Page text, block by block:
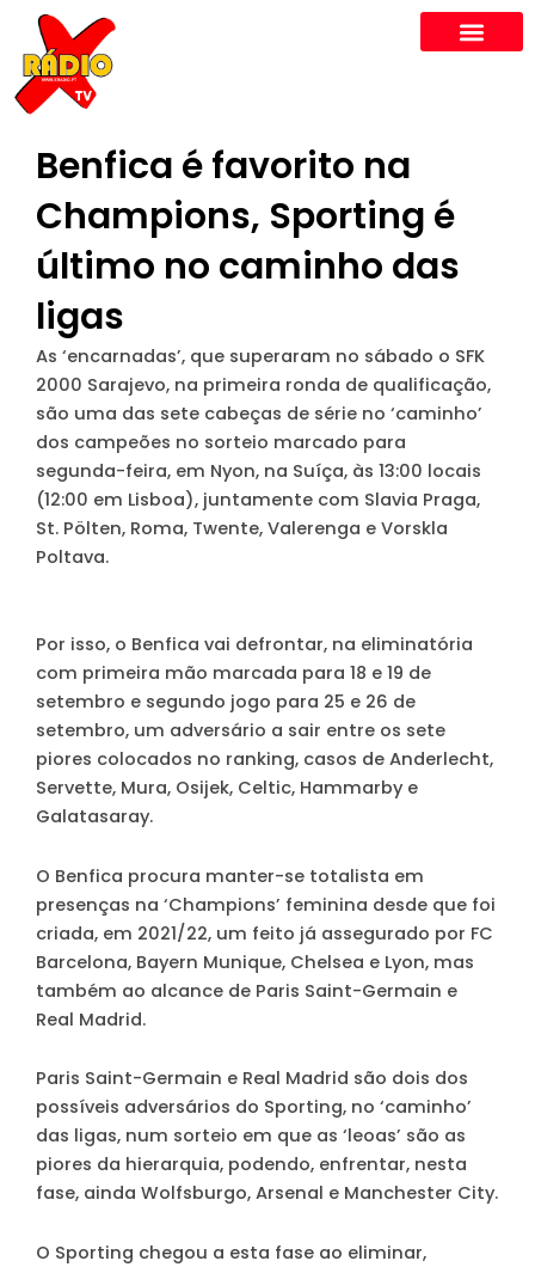
content
Benfica é favorito na
Champions, Sporting é
último no caminho das
ligas
As ‘encarnadas’, que superaram no sábado o SFK
2000 Sarajevo, na primeira ronda de qualificação,
são uma das sete cabeças de série no ‘caminho’
dos campeões no sorteio marcado para
segunda-feira, em Nyon, na Suíça, às 13:00 locais
(12:00 em Lisboa), juntamente com Slavia Praga,
St. Pölten, Roma, Twente, Valerenga e Vorskla
Poltava.
Por isso, o Benfica vai defrontar, na eliminatória
com primeira mão marcada para 18 e 19 de
setembro e segundo jogo para 25 e 26 de
setembro, um adversário a sair entre os sete
piores colocados no ranking, casos de Anderlecht,
Servette, Mura, Osijek, Celtic, Hammarby e
Galatasaray.
O Benfica procura manter-se totalista em
presenças na ‘Champions’ feminina desde que foi
criada, em 2021/22, um feito já assegurado por FC
Barcelona, Bayern Munique, Chelsea e Lyon, mas
também ao alcance de Paris Saint-Germain e
Real Madrid.
Paris Saint-Germain e Real Madrid são dois dos
possíveis adversários do Sporting, no ‘caminho’
das ligas, num sorteio em que as ‘leoas’ são as
piores da hierarquia, podendo, enfrentar, nesta
fase, ainda Wolfsburgo, Arsenal e Manchester City.
O Sporting chegou a esta fase ao eliminar,